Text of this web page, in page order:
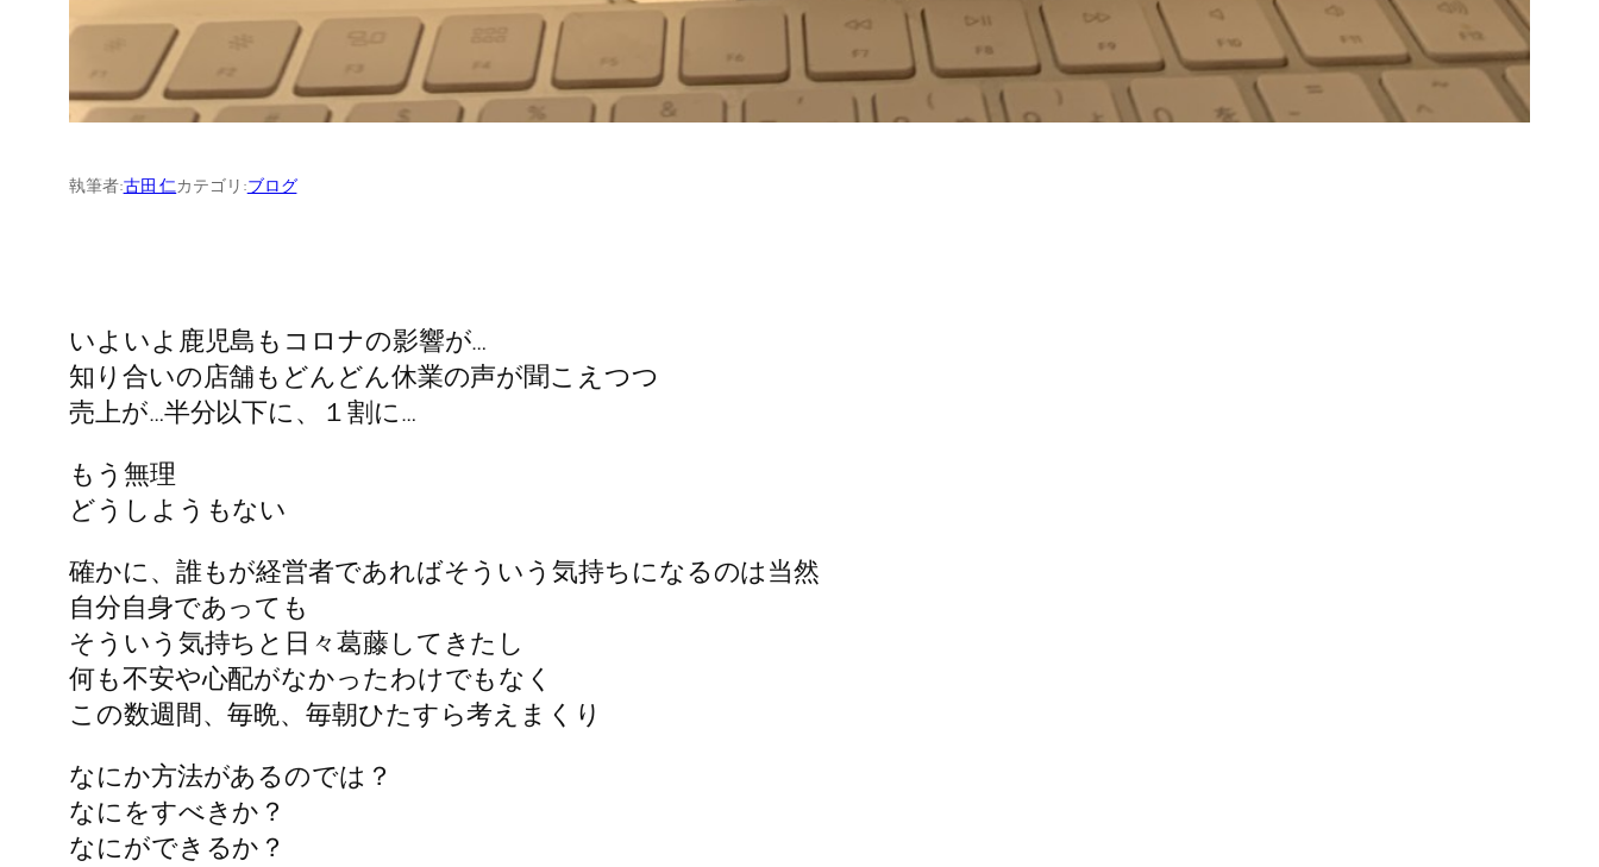
執筆者:古田 仁カテゴリ:ブログ
いよいよ鹿児島もコロナの影響が…
知り合いの店舗もどんどん休業の声が聞こえつつ
売上が…半分以下に、１割に…
もう無理
どうしようもない
確かに、誰もが経営者であればそういう気持ちになるのは当然
自分自身であっても
そういう気持ちと日々葛藤してきたし
何も不安や心配がなかったわけでもなく
この数週間、毎晩、毎朝ひたすら考えまくり
なにか方法があるのでは？
なにをすべきか？
なにができるか？